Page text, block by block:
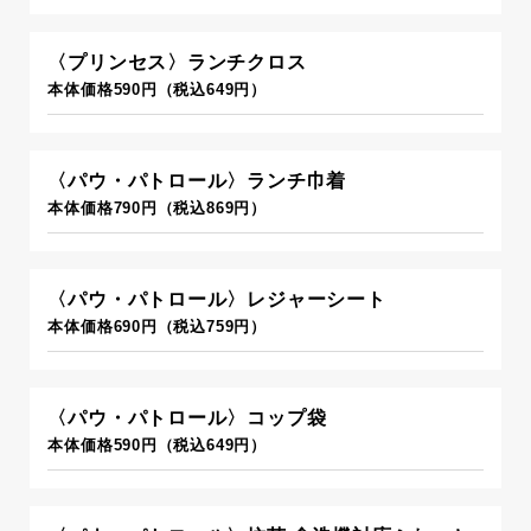
〈プリンセス〉ランチクロス
本体価格590円（税込649円）
〈パウ・パトロール〉ランチ巾着
本体価格790円（税込869円）
〈パウ・パトロール〉レジャーシート
本体価格690円（税込759円）
〈パウ・パトロール〉コップ袋
本体価格590円（税込649円）